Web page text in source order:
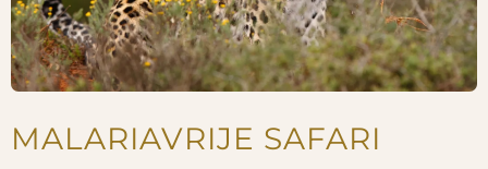
MALARIAVRIJE SAFARI